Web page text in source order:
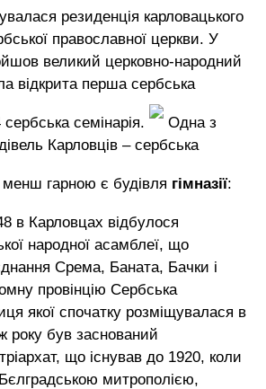
резиденція карловацького
православної церкви. У
великий церковно-народний
відкрита перша сербська
сербська семінарія.
Одна з
Карловців – сербська
гарною є будівля гімназії:
в Карловцах відбулося
народної асамблеї, що
Срема, Баната, Бачки і
провінцію Сербська
якої спочатку розміщувалася в
року був заснований
що існував до 1920, коли
митрополією,